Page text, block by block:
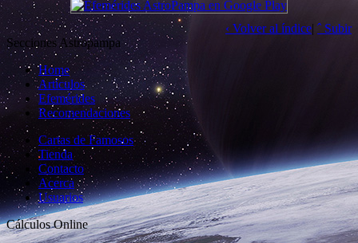
‹ Volver al índice| ˆ Subir
Secciones Astropampa
Home
Artículos
Efemérides
Recomendaciones
Cartas de Famosos
Tienda
Contacto
Acerca
Usuarios
Cálculos Online